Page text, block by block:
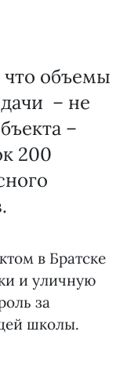
объемы
– не
–
200
в Братске
и уличную
за
школы.